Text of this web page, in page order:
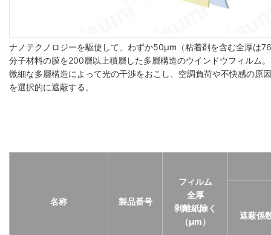
ナノテクノロジーを駆使して、わずか50μm（粘着剤を含む全厚は
分子材料の膜を200層以上積層した多層構造のウインドウフィルム。
微細な多層構造によって光の干渉をおこし、空調負荷や不快感の原
を選択的に遮蔽する。
名称 製品番号
フィルム
全厚
剥離紙除く
（μm）
遮蔽係